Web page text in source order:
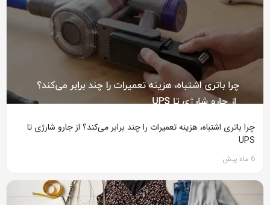
چرا باتری اشتباه، هزینه تعمیرات را چند برابر می‌کند؟ از جارو شارژی تا
UPS
6 ماه پیش